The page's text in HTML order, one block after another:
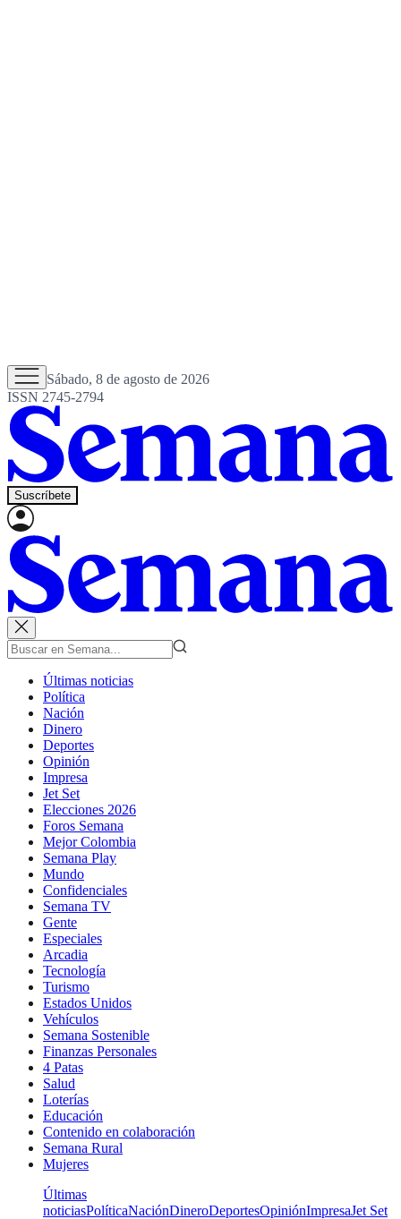
Sábado, 8 de agosto de 2026
ISSN 2745-2794
Suscríbete
Últimas noticias
Política
Nación
Dinero
Deportes
Opinión
Impresa
Jet Set
Elecciones 2026
Foros Semana
Mejor Colombia
Semana Play
Mundo
Confidenciales
Semana TV
Gente
Especiales
Arcadia
Tecnología
Turismo
Estados Unidos
Vehículos
Semana Sostenible
Finanzas Personales
4 Patas
Salud
Loterías
Educación
Contenido en colaboración
Semana Rural
Mujeres
Últimas
noticiasPolíticaNaciónDineroDeportesOpiniónImpresaJet Set